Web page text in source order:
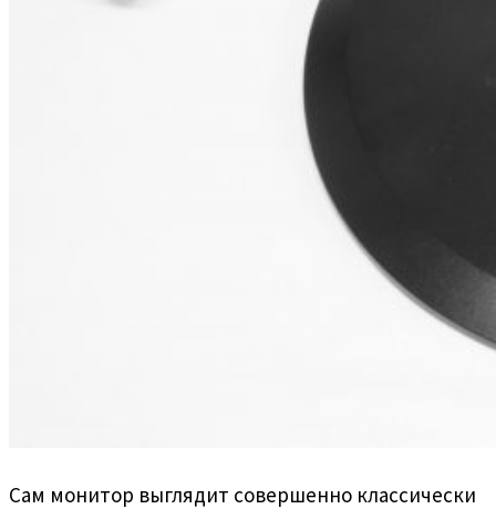
Сам монитор выглядит совершенно классически